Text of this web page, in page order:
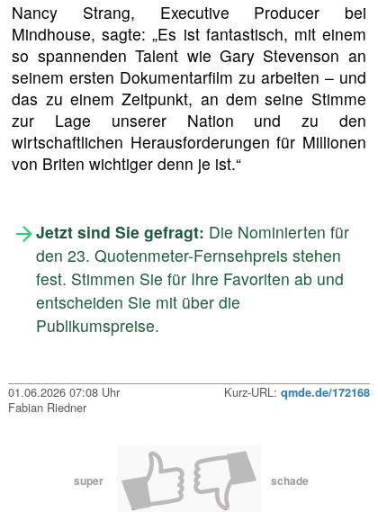
Nancy Strang, Executive Producer bei
Mindhouse, sagte: „Es ist fantastisch, mit einem
so spannenden Talent wie Gary Stevenson an
seinem ersten Dokumentarfilm zu arbeiten – und
das zu einem Zeitpunkt, an dem seine Stimme
zur Lage unserer Nation und zu den
wirtschaftlichen Herausforderungen für Millionen
von Briten wichtiger denn je ist.“
Jetzt sind Sie gefragt: Die Nominierten für
den 23. Quotenmeter-Fernsehpreis stehen
fest. Stimmen Sie für Ihre Favoriten ab und
entscheiden Sie mit über die
Publikumspreise.
01.06.2026 07:08 Uhr Kurz-URL: qmde.de/172168
Fabian Riedner
super schade